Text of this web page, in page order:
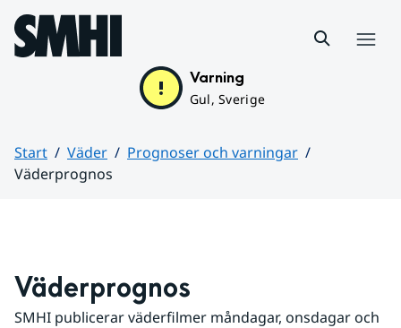
Hoppa till sidans innehåll
Varning
Gul, Sverige
Start Väder
Prognoser och varningar
Väderprognos
Väderprognos
SMHI publicerar väderfilmer måndagar, onsdagar och